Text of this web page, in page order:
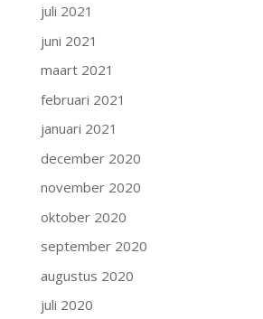
juli 2021
juni 2021
maart 2021
februari 2021
januari 2021
december 2020
november 2020
oktober 2020
september 2020
augustus 2020
juli 2020